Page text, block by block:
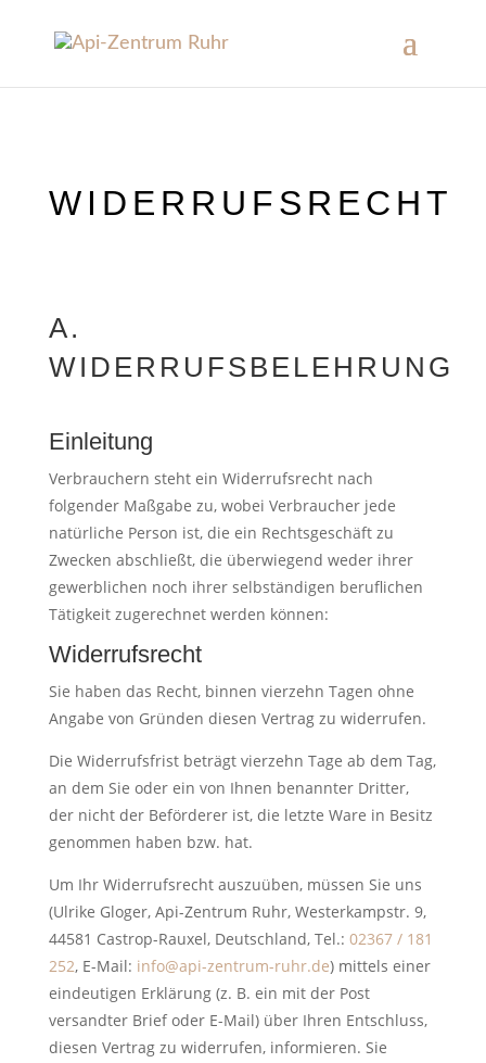
WIDERRUFSRECHT
A.
WIDERRUFSBELEHRUNG
Einleitung
Verbrauchern steht ein Widerrufsrecht nach
folgender Maßgabe zu, wobei Verbraucher jede
natürliche Person ist, die ein Rechtsgeschäft zu
Zwecken abschließt, die überwiegend weder ihrer
gewerblichen noch ihrer selbständigen beruflichen
Tätigkeit zugerechnet werden können:
Widerrufsrecht
Sie haben das Recht, binnen vierzehn Tagen ohne
Angabe von Gründen diesen Vertrag zu widerrufen.
Die Widerrufsfrist beträgt vierzehn Tage ab dem Tag,
an dem Sie oder ein von Ihnen benannter Dritter,
der nicht der Beförderer ist, die letzte Ware in Besitz
genommen haben bzw. hat.
Um Ihr Widerrufsrecht auszuüben, müssen Sie uns
(Ulrike Gloger, Api-Zentrum Ruhr, Westerkampstr. 9,
44581 Castrop-Rauxel, Deutschland, Tel.: 02367 / 181
252, E-Mail: info@api-zentrum-ruhr.de) mittels einer
eindeutigen Erklärung (z. B. ein mit der Post
versandter Brief oder E-Mail) über Ihren Entschluss,
diesen Vertrag zu widerrufen, informieren. Sie